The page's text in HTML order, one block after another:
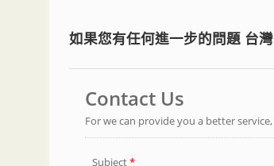
如果您有任何進一步的問題 台